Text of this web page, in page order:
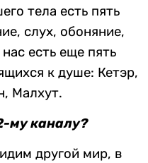
тела есть пять
слух, обоняние,
есть еще пять
к душе: Кетэр,
Малхут.
му каналу?
другой мир, в